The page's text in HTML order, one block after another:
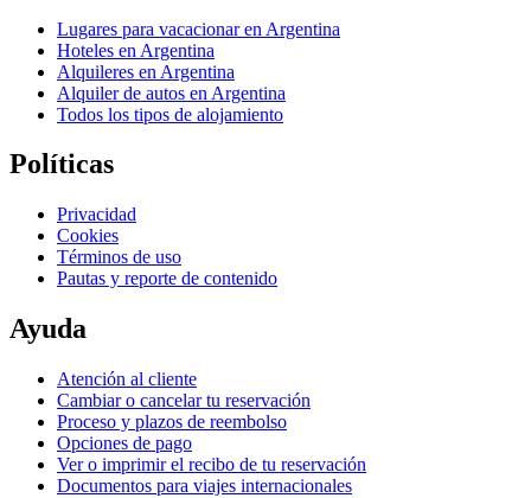
Lugares para vacacionar en Argentina
Hoteles en Argentina
Alquileres en Argentina
Alquiler de autos en Argentina
Todos los tipos de alojamiento
Políticas
Privacidad
Cookies
Términos de uso
Pautas y reporte de contenido
Ayuda
Atención al cliente
Cambiar o cancelar tu reservación
Proceso y plazos de reembolso
Opciones de pago
Ver o imprimir el recibo de tu reservación
Documentos para viajes internacionales